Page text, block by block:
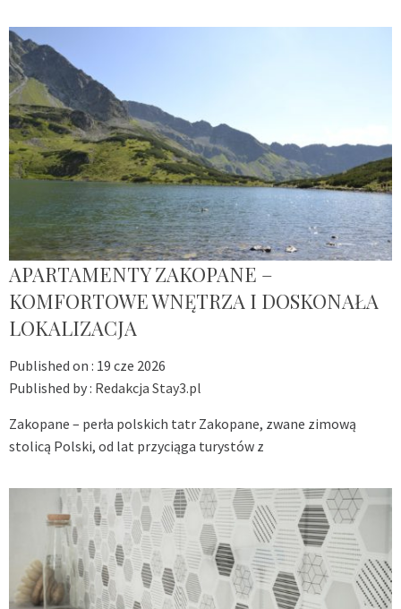
APARTAMENTY ZAKOPANE –
KOMFORTOWE WNĘTRZA I DOSKONAŁA
LOKALIZACJA
Published on : 19 cze 2026
Published by : Redakcja Stay3.pl
Zakopane – perła polskich tatr Zakopane, zwane zimową
stolicą Polski, od lat przyciąga turystów z